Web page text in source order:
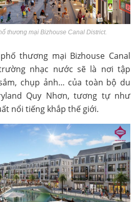
thương mại Bizhouse Canal District.
thương mại Bizhouse Canal
nhạc nước sẽ là nơi tập
chụp ảnh… của toàn bộ du
Quy Nhơn, tương tự như
nổi tiếng khắp thế giới.